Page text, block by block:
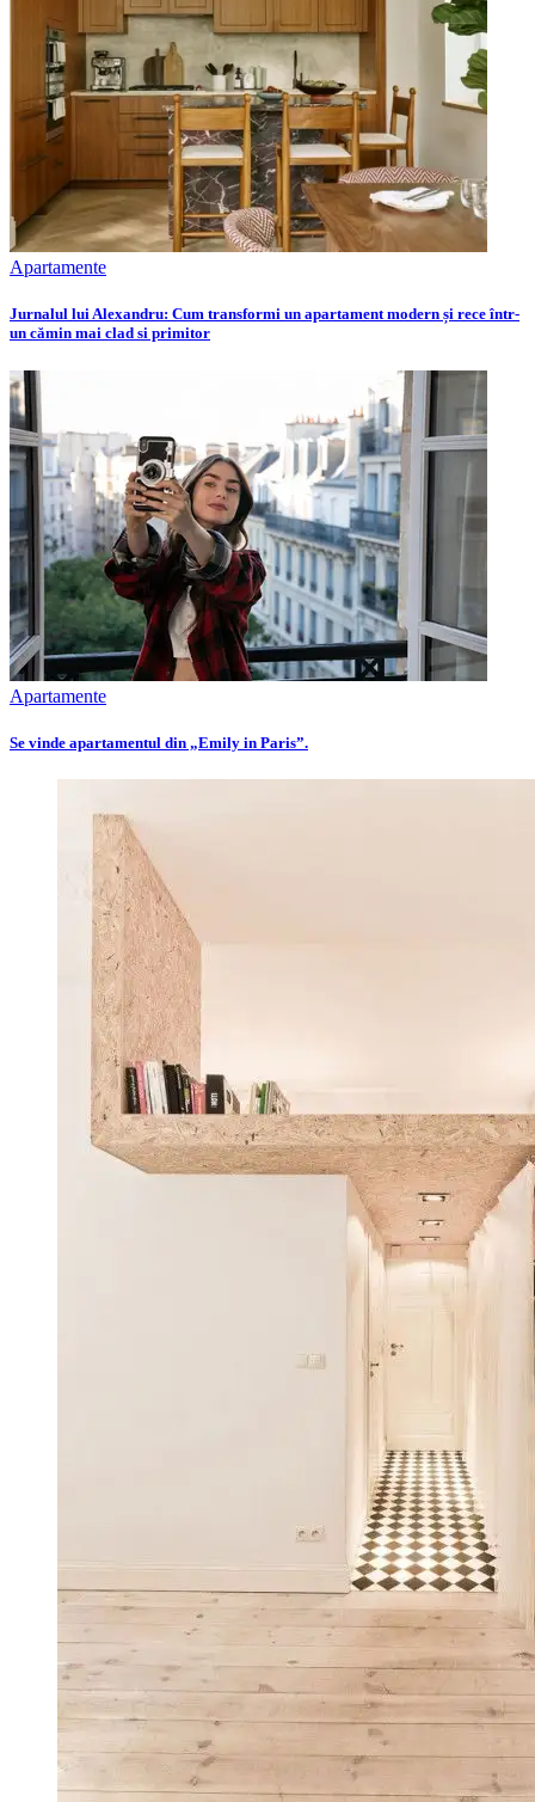
Apartamente
Jurnalul lui Alexandru: Cum transformi un apartament modern și rece într-
un cămin mai clad si primitor
Apartamente
Se vinde apartamentul din „Emily in Paris”.